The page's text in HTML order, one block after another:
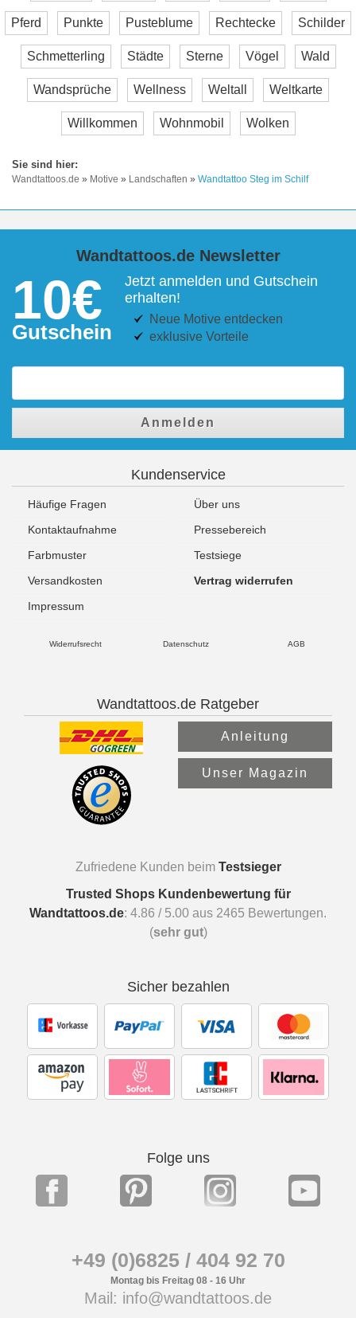
Pferd Punkte Pusteblume Rechtecke Schilder
Schmetterling Städte Sterne Vögel Wald
Wandsprüche Wellness Weltall Weltkarte
Willkommen Wohnmobil Wolken
Wandtattoos.de » Motive » Landschaften » Wandtattoo Steg im Schilf
Wandtattoos.de Newsletter
10€
Gutschein
Jetzt anmelden und Gutschein
erhalten!
Neue Motive entdecken
exklusive Vorteile
Anmelden
Kundenservice
Häufige Fragen
Über uns
Kontaktaufnahme
Pressebereich
Farbmuster
Testsiege
Versandkosten
Vertrag widerrufen
Impressum
Widerrufsrecht Datenschutz AGB
Wandtattoos.de Ratgeber
Anleitung
Unser Magazin
Zufriedene Kunden beim Testsieger
Trusted Shops Kundenbewertung für
Wandtattoos.de: 4.86 / 5.00 aus 2465 Bewertungen.
(sehr gut)
Sicher bezahlen
Folge uns
+49 (0)6825 / 404 92 70
Montag bis Freitag 08 - 16 Uhr
Mail: info@wandtattoos.de